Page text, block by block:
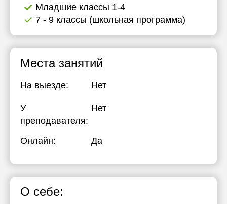
Младшие классы 1-4
7 - 9 классы (школьная программа)
Места занятий
На выезде: Нет
У
преподавателя:
Нет
Онлайн: Да
О себе: